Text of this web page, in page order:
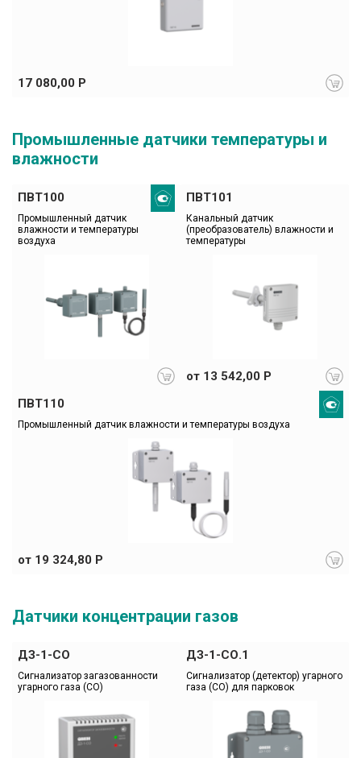
17 080,00 Р
Промышленные датчики температуры и
влажности
ПВТ100
Промышленный датчик
влажности и температуры
воздуха
ПВТ101
Канальный датчик
(преобразователь) влажности и
температуры
от 13 542,00 Р
ПВТ110
Промышленный датчик влажности и температуры воздуха
от 19 324,80 Р
Датчики концентрации газов
ДЗ-1-СO
Сигнализатор загазованности
угарного газа (СО)
ДЗ-1-СО.1
Сигнализатор (детектор) угарного
газа (СО) для парковок